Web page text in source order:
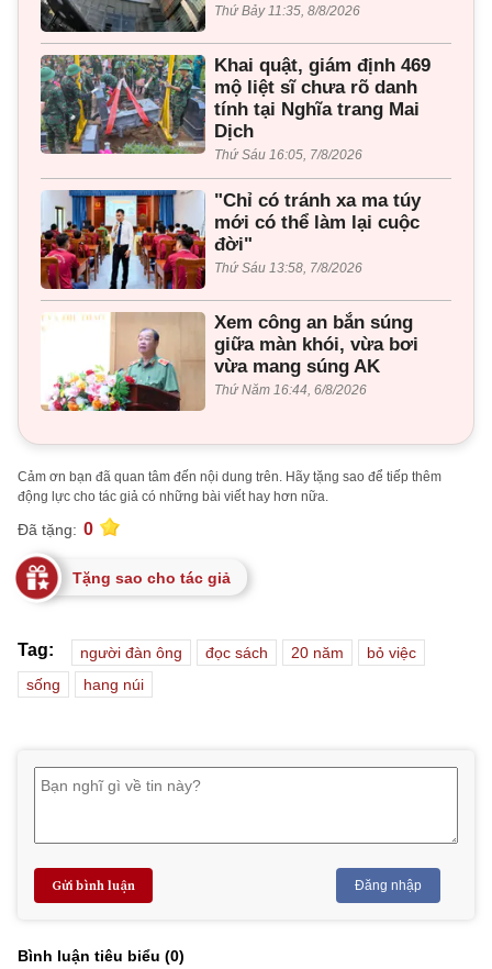
Thứ Bảy 11:35, 8/8/2026
Khai quật, giám định 469
mộ liệt sĩ chưa rõ danh
tính tại Nghĩa trang Mai
Dịch
Thứ Sáu 16:05, 7/8/2026
"Chỉ có tránh xa ma túy
mới có thể làm lại cuộc
đời"
Thứ Sáu 13:58, 7/8/2026
Xem công an bắn súng
giữa màn khói, vừa bơi
vừa mang súng AK
Thứ Năm 16:44, 6/8/2026
Cảm ơn bạn đã quan tâm đến nội dung trên. Hãy tặng sao để tiếp thêm
động lực cho tác giả có những bài viết hay hơn nữa.
Đã tặng: 0
Tặng sao cho tác giả
Tag: người đàn ông đọc sách 20 năm
bỏ việc
sống
hang núi
Gửi bình luận Đăng nhập
Bình luận tiêu biểu (0)